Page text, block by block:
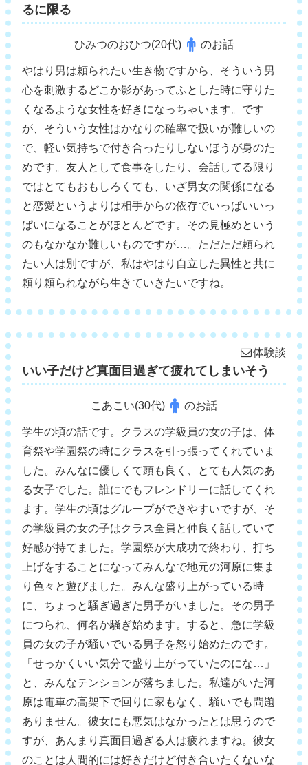
るに限る
ひみつのおひつ(20代) のお話
やはり男は頼られたい生き物ですから、そういう男
心を刺激するどこか影があってふとした時に守りた
くなるような女性を好きになっちゃいます。です
が、そういう女性はかなりの確率で扱いが難しいの
で、軽い気持ちで付き合ったりしないほうが身のた
めです。友人として食事をしたり、会話してる限り
ではとてもおもしろくても、いざ男女の関係になる
と恋愛というよりは相手からの依存でいっぱいいっ
ぱいになることがほとんどです。その見極めという
のもなかなか難しいものですが…。ただただ頼られ
たい人は別ですが、私はやはり自立した異性と共に
頼り頼られながら生きていきたいですね。
体験談
いい子だけど真面目過ぎて疲れてしまいそう
こあこい(30代) のお話
学生の頃の話です。クラスの学級員の女の子は、体
育祭や学園祭の時にクラスを引っ張ってくれていま
した。みんなに優しくて頭も良く、とても人気のあ
る女子でした。誰にでもフレンドリーに話してくれ
ます。学生の頃はグループができやすいですが、そ
の学級員の女の子はクラス全員と仲良く話していて
好感が持てました。学園祭が大成功で終わり、打ち
上げをすることになってみんなで地元の河原に集ま
り色々と遊びました。みんな盛り上がっている時
に、ちょっと騒ぎ過ぎた男子がいました。その男子
につられ、何名か騒ぎ始めます。すると、急に学級
員の女の子が騒いでいる男子を怒り始めたのです。
「せっかくいい気分で盛り上がっていたのにな…」
と、みんなテンションが落ちました。私達がいた河
原は電車の高架下で回りに家もなく、騒いでも問題
ありません。彼女にも悪気はなかったとは思うので
すが、あんまり真面目過ぎる人は疲れますね。彼女
のことは人間的には好きだけど付き合いたくないな